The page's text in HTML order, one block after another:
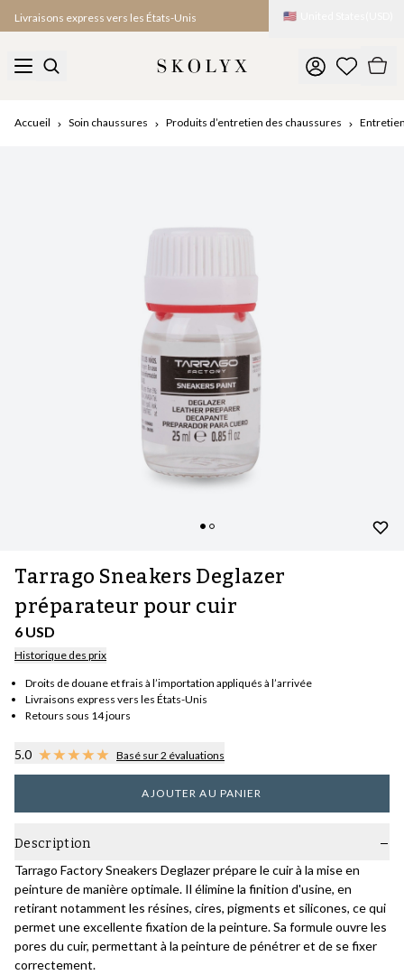
Livraisons express vers les États-Unis 🇺🇸
Accueil Soin chaussures Produits d’entretien des chaussures
Tarrago Sneakers Deglazer
préparateur pour cuir
6 USD
Historique des prix
Droits de douane et frais à l’importation appliqués à l’arrivée
Livraisons express vers les États-Unis
Retours sous 14 jours
5.0 Basé sur 2 évaluations
AJOUTER AU PANIER
Description
Tarrago Factory Sneakers Deglazer prépare le cuir à la mise en
peinture de manière optimale. Il élimine la finition d'usine, en
retirant notamment les résines, cires, pigments et silicones, ce qui
permet une excellente fixation de la peinture. Sa formule ouvre les
pores du cuir, permettant à la peinture de pénétrer et de se fixer
correctement.